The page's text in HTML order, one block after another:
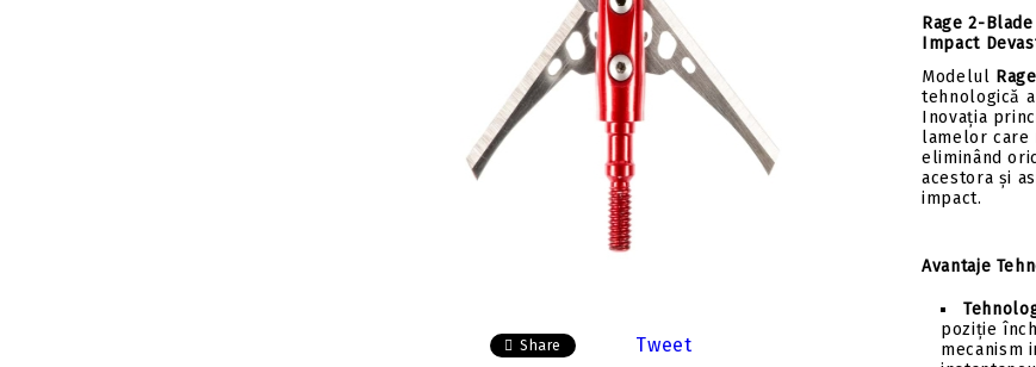
Insert-uri săgeți
Pene săgeți
Ceara & lubrifianti
Mecanisme incarcare
Componente
Share Tweet
Rage 2-
Impact
Modelul
tehnologică
Inovația
lamelor care
eliminând
acestora și
impact.
Avantaje
poziție
mecanism